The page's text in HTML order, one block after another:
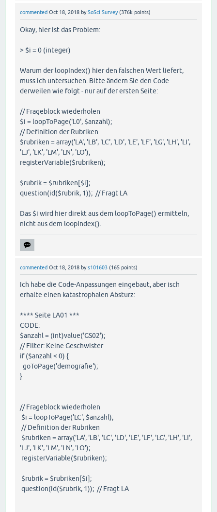
commented Oct 18, 2018 bySoSci Survey (376k points)
Okay, hier ist das Problem:
> $i = 0 (integer)
Warum der loopIndex() hier den falschen Wert liefert,
muss ich untersuchen. Bitte ändern Sie den Code
derweilen wie folgt - nur auf der ersten Seite:
// Frageblock wiederholen
$i = loopToPage('L0', $anzahl);
// Definition der Rubriken
$rubriken = array('LA', 'LB', 'LC', 'LD', 'LE', 'LF', 'LG', 'LH', 'LI',
'LJ', 'LK', 'LM', 'LN', 'LO');
registerVariable($rubriken);
$rubrik = $rubriken[$i];
question(id($rubrik, 1)); // Fragt LA
Das $i wird hier direkt aus dem loopToPage() ermitteln,
nicht aus dem loopIndex().
commented Oct 18, 2018 bys101603 (165 points)
Ich habe die Code-Anpassungen eingebaut, aber isch
erhalte einen katastrophalen Absturz:
**** Seite LA01 ***
CODE:
$anzahl = (int)value('GS02');
// Filter: Keine Geschwister
if ($anzahl < 0) {
goToPage('demografie');
}
// Frageblock wiederholen
$i = loopToPage('LC', $anzahl);
// Definition der Rubriken
$rubriken = array('LA', 'LB', 'LC', 'LD', 'LE', 'LF', 'LG', 'LH', 'LI',
'LJ', 'LK', 'LM', 'LN', 'LO');
registerVariable($rubriken);
$rubrik = $rubriken[$i];
question(id($rubrik, 1)); // Fragt LA